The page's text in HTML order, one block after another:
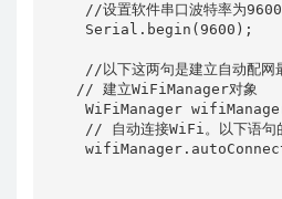
//设置软件串口波特率为9600
    Serial.begin(9600);
//以下这两句是建立自动配网
   // 建立WiFiManager对象
WiFiManager
// 自动连接WiFi。以下语